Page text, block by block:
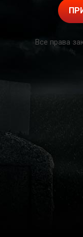
Все права